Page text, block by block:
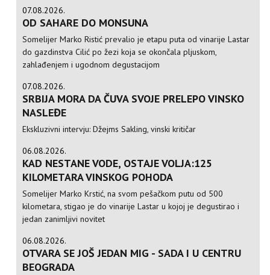
07.08.2026.
OD SAHARE DO MONSUNA
Somelijer Marko Ristić prevalio je etapu puta od vinarije Lastar
do gazdinstva Cilić po žezi koja se okončala pljuskom,
zahlađenjem i ugodnom degustacijom
07.08.2026.
SRBIJA MORA DA ČUVA SVOJE PRELEPO VINSKO
NASLEĐE
Ekskluzivni intervju: Džejms Sakling, vinski kritičar
06.08.2026.
KAD NESTANE VODE, OSTAJE VOLJA:125
KILOMETARA VINSKOG POHODA
Somelijer Marko Krstić, na svom pešačkom putu od 500
kilometara, stigao je do vinarije Lastar u kojoj je degustirao i
jedan zanimljivi novitet
06.08.2026.
OTVARA SE JOŠ JEDAN MIG - SADA I U CENTRU
BEOGRADA